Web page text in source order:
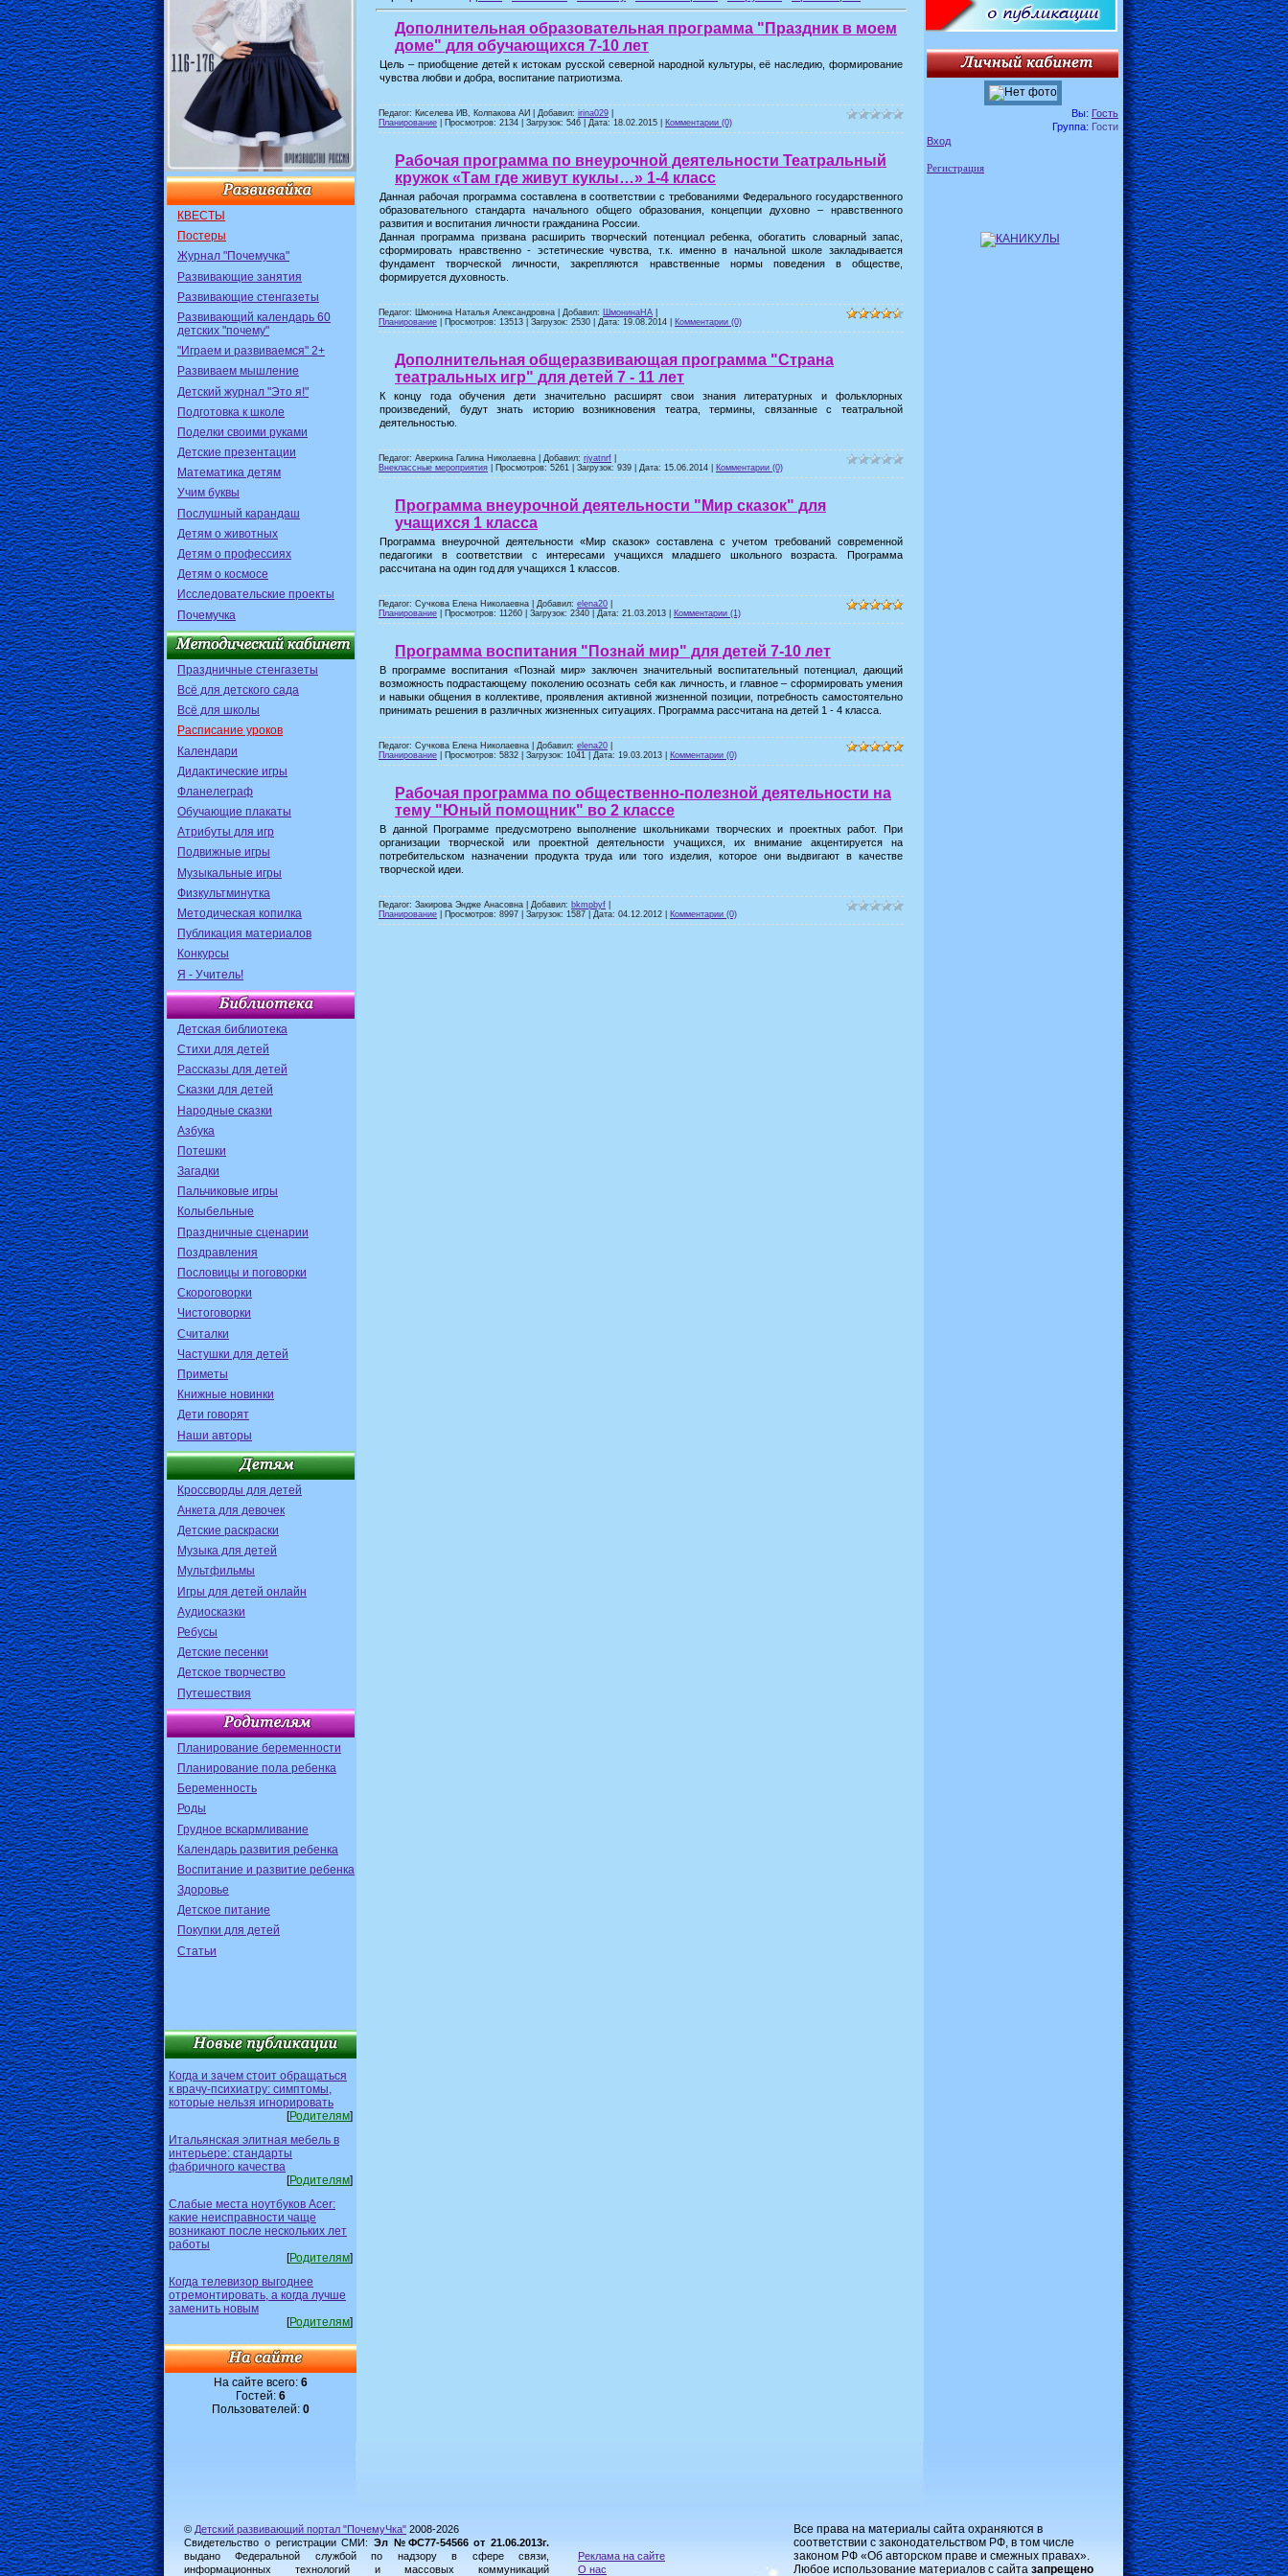
КВЕСТЫ
Постеры
Журнал "Почемучка"
Развивающие занятия
Развивающие стенгазеты
Развивающий календарь 60
детских "почему"
"Играем и развиваемся" 2+
Развиваем мышление
Детский журнал "Это я!"
Подготовка к школе
Поделки своими руками
Детские презентации
Математика детям
Учим буквы
Послушный карандаш
Детям о животных
Детям о профессиях
Детям о космосе
Исследовательские проекты
Почемучка
Праздничные стенгазеты
Всё для детского сада
Всё для школы
Расписание уроков
Календари
Дидактические игры
Фланелеграф
Обучающие плакаты
Атрибуты для игр
Подвижные игры
Музыкальные игры
Физкультминутка
Методическая копилка
Публикация материалов
Конкурсы
Я - Учитель!
Детская библиотека
Стихи для детей
Рассказы для детей
Сказки для детей
Народные сказки
Азбука
Потешки
Загадки
Пальчиковые игры
Колыбельные
Праздничные сценарии
Поздравления
Пословицы и поговорки
Скороговорки
Чистоговорки
Считалки
Частушки для детей
Приметы
Книжные новинки
Дети говорят
Наши авторы
Кроссворды для детей
Анкета для девочек
Детские раскраски
Музыка для детей
Мультфильмы
Игры для детей онлайн
Аудиосказки
Ребусы
Детские песенки
Детское творчество
Путешествия
Планирование беременности
Планирование пола ребенка
Беременность
Роды
Грудное вскармливание
Календарь развития ребенка
Воспитание и развитие ребенка
Здоровье
Детское питание
Покупки для детей
Статьи
Когда и зачем стоит обращаться
к врачу-психиатру: симптомы,
которые нельзя игнорировать
[Родителям]
Итальянская элитная мебель в
интерьере: стандарты
фабричного качества
[Родителям]
Слабые места ноутбуков Acer:
какие неисправности чаще
возникают после нескольких лет
работы
[Родителям]
Когда телевизор выгоднее
отремонтировать, а когда лучше
заменить новым
[Родителям]
На сайте всего: 6
Гостей: 6
Пользователей: 0
Дополнительная образовательная программа "Праздник в моем
доме" для обучающихся 7-10 лет
Цель – приобщение детей к истокам русской северной народной культуры, её наследию, формирование
чувства любви и добра, воспитание патриотизма.
Педагог: Киселева ИВ, Колпакова АИ | Добавил: irina029
Планирование | Просмотров: 2134 | Загрузок: 546 | Дата: 18.02.2015 Комментарии (0)
Рабочая программа по внеурочной деятельности Театральный
кружок «Там где живут куклы…» 1-4 класс
Данная рабочая программа составлена в соответствии с требованиями Федерального государственного
образовательного стандарта начального общего образования, концепции духовно – нравственного
развития и воспитания личности гражданина России.
Данная программа призвана расширить творческий потенциал ребенка, обогатить словарный запас,
сформировать нравственно - эстетические чувства, т.к. именно в начальной школе закладывается
фундамент творческой личности, закрепляются нравственные нормы поведения в обществе,
формируется духовность.
Педагог: Шмонина Наталья Александровна | Добавил: ШмонинаНА
Планирование | Просмотров: 13513 | Загрузок: 2530 | Дата: 19.08.2014 Комментарии (0)
Дополнительная общеразвивающая программа "Страна
театральных игр" для детей 7 - 11 лет
К концу года обучения дети значительно расширят свои знания литературных и фольклорных
произведений, будут знать историю возникновения театра, термины, связанные с театральной
деятельностью.
Педагог: Аверкина Галина Николаевна | Добавил: rjyatnrf
Внеклассные мероприятия | Просмотров: 5261 | Загрузок: 939 | Дата: 15.06.2014 Комментарии (0)
Программа внеурочной деятельности "Мир сказок" для
учащихся 1 класса
Программа внеурочной деятельности «Мир сказок» составлена с учетом требований современной
педагогики в соответствии с интересами учащихся младшего школьного возраста. Программа
рассчитана на один год для учащихся 1 классов.
Педагог: Сучкова Елена Николаевна | Добавил: elena20
Планирование | Просмотров: 11260 | Загрузок: 2340 | Дата: 21.03.2013 Комментарии (1)
Программа воспитания "Познай мир" для детей 7-10 лет
В программе воспитания «Познай мир» заключен значительный воспитательный потенциал, дающий
возможность подрастающему поколению осознать себя как личность, и главное – сформировать умения
и навыки общения в коллективе, проявления активной жизненной позиции, потребность самостоятельно
принимать решения в различных жизненных ситуациях. Программа рассчитана на детей 1 - 4 класса.
Педагог: Сучкова Елена Николаевна | Добавил: elena20
Планирование | Просмотров: 5832 | Загрузок: 1041 | Дата: 19.03.2013 Комментарии (0)
Рабочая программа по общественно-полезной деятельности на
тему "Юный помощник" во 2 классе
В данной Программе предусмотрено выполнение школьниками творческих и проектных работ. При
организации творческой или проектной деятельности учащихся, их внимание акцентируется на
потребительском назначении продукта труда или того изделия, которое они выдвигают в качестве
творческой идеи.
Педагог: Закирова Эндже Анасовна | Добавил: bkmpbyf
Планирование | Просмотров: 8997 | Загрузок: 1587 | Дата: 04.12.2012 Комментарии (0)
Вы: Гость
Группа: Гости
Вход
Регистрация
© Детский развивающий портал "ПочемуЧка" 2008-2026
Свидетельство о регистрации СМИ: Эл №ФС77-54566 от 21.06.2013г.
выдано Федеральной службой по надзору в сфере связи,
информационных технологий и массовых коммуникаций
Реклама на сайте
О нас
Все права на материалы сайта охраняются в
соответствии с законодательством РФ, в том числе
законом РФ «Об авторском праве и смежных правах».
Любое использование материалов с сайта запрещено